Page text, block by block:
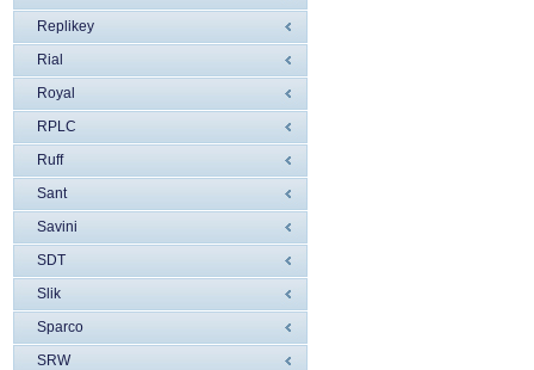
Replikey
Rial
Royal
RPLC
Ruff
Sant
Savini
SDT
Slik
Sparco
SRW